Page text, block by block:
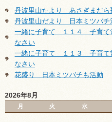
丹波里山たより あさぎまだら
丹波里山だより 日本ミツバチ
一緒に子育て １１４ 子育て
なさい
一緒に子育て １１３ 子育て
なさい
花盛り 日本ミツバチも活動
2026年8月
月 火 水